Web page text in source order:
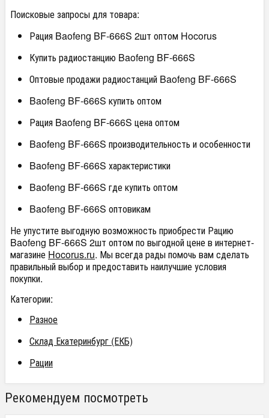
Поисковые запросы для товара:
Рация Baofeng BF-666S 2шт оптом Hocorus
Купить радиостанцию Baofeng BF-666S
Оптовые продажи радиостанций Baofeng BF-666S
Baofeng BF-666S купить оптом
Рация Baofeng BF-666S цена оптом
Baofeng BF-666S производительность и особенности
Baofeng BF-666S характеристики
Baofeng BF-666S где купить оптом
Baofeng BF-666S оптовикам
Не упустите выгодную возможность приобрести Рацию
Baofeng BF-666S 2шт оптом по выгодной цене в интернет-
магазине Hocorus.ru. Мы всегда рады помочь вам сделать
правильный выбор и предоставить наилучшие условия
покупки.
Категории:
Разное
Склад Екатеринбург (ЕКБ)
Рации
Рекомендуем посмотреть